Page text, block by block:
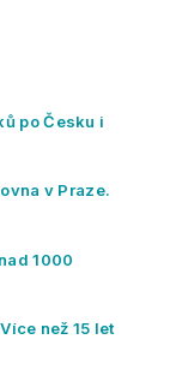
po Česku i
v Praze.
1000
než 15 let